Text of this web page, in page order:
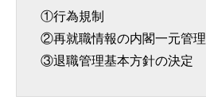
①行為規制
②再就職情報の内閣一元管理
③退職管理基本方針の決定